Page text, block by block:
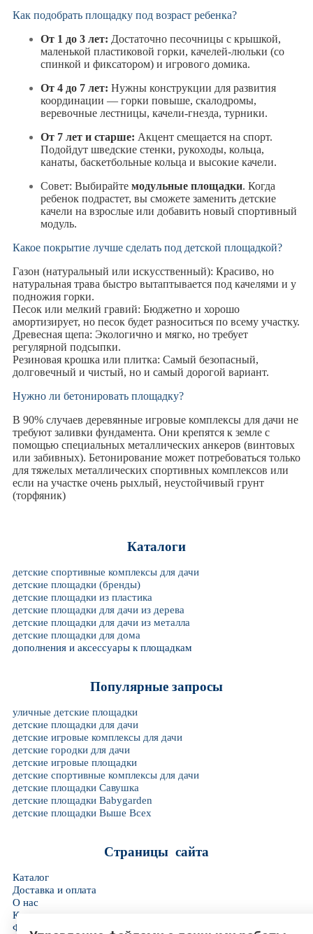
Как подобрать площадку под возраст ребенка?
От 1 до 3 лет: Достаточно песочницы с крышкой,
маленькой пластиковой горки, качелей-люльки (со
спинкой и фиксатором) и игрового домика.
От 4 до 7 лет: Нужны конструкции для развития
координации — горки повыше, скалодромы,
веревочные лестницы, качели-гнезда, турники.
От 7 лет и старше: Акцент смещается на спорт.
Подойдут шведские стенки, рукоходы, кольца,
канаты, баскетбольные кольца и высокие качели.
Совет: Выбирайте модульные площадки. Когда
ребенок подрастет, вы сможете заменить детские
качели на взрослые или добавить новый спортивный
модуль.
Какое покрытие лучше сделать под детской площадкой?
Газон (натуральный или искусственный): Красиво, но
натуральная трава быстро вытаптывается под качелями и у
подножия горки.
Песок или мелкий гравий: Бюджетно и хорошо
амортизирует, но песок будет разноситься по всему участку.
Древесная щепа: Экологично и мягко, но требует
регулярной подсыпки.
Резиновая крошка или плитка: Самый безопасный,
долговечный и чистый, но и самый дорогой вариант.
Нужно ли бетонировать площадку?
В 90% случаев деревянные игровые комплексы для дачи не
требуют заливки фундамента. Они крепятся к земле с
помощью специальных металлических анкеров (винтовых
или забивных). Бетонирование может потребоваться только
для тяжелых металлических спортивных комплексов или
если на участке очень рыхлый, неустойчивый грунт
(торфяник)
Каталоги
детские спортивные комплексы для дачи
детские площадки (бренды)
детские площадки из пластика
детские площадки для дачи из дерева
детские площадки для дачи из металла
детские площадки для дома
дополнения и аксессуары к площадкам
Популярные запросы
уличные детские площадки
детские площадки для дачи
детские игровые комплексы для дачи
детские городки для дачи
детские игровые площадки
детские спортивные комплексы для дачи
детские площадки Савушка
детские площадки Babygarden
детские площадки Выше Всех
Страницы сайта
Каталог
Доставка и оплата
О нас
Контакты
Фотогалерея